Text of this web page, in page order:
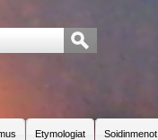
Etymologiat Soidinmenot